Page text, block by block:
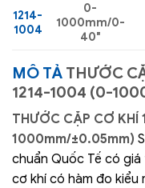
1214-
1004
0-
1000mm/0-
40″
MÔ TẢ THƯỚC
1214-1004 (0-
THƯỚC CẶP CƠ KHÍ
1000mm/±0.05mm)
chuẩn Quốc Tế có
cơ khí có hàm đo